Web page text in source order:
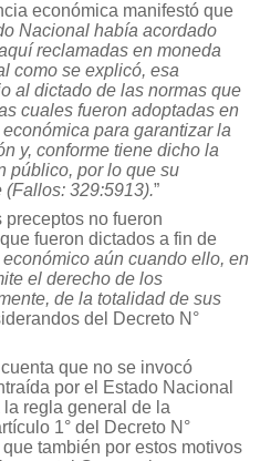
económica manifestó que
Nacional había acordado
reclamadas en moneda
como se explicó, esa
al dictado de las normas que
cuales fueron adoptadas en
para garantizar la
y, conforme tiene dicho la
público, por lo que su
329:5913).”
no fueron
fueron dictados a fin de
aún cuando ello, en
el derecho de los
de la totalidad de sus
del Decreto N°
que no se invocó
por el Estado Nacional
regla general de la
1° del Decreto N°
también por estos motivos